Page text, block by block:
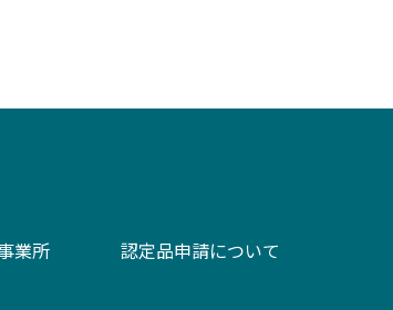
業所 認定品申請について